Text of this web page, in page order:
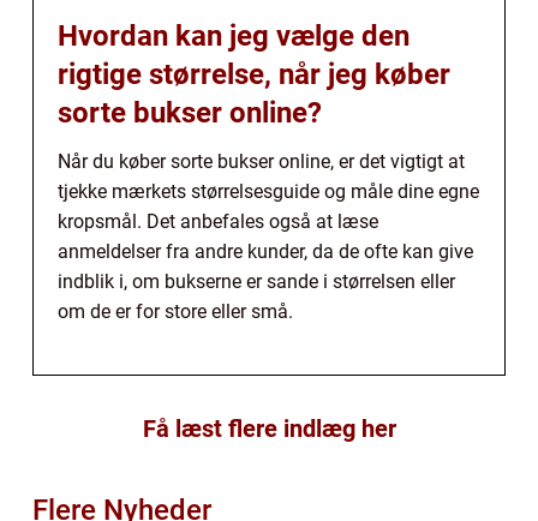
Hvordan kan jeg vælge den
rigtige størrelse, når jeg køber
sorte bukser online?
Når du køber sorte bukser online, er det vigtigt at
tjekke mærkets størrelsesguide og måle dine egne
kropsmål. Det anbefales også at læse
anmeldelser fra andre kunder, da de ofte kan give
indblik i, om bukserne er sande i størrelsen eller
om de er for store eller små.
Få læst flere indlæg her
Flere Nyheder